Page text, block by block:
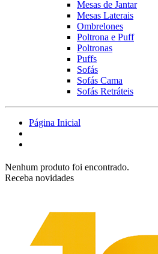
Mesas de Jantar
Mesas Laterais
Ombrelones
Poltrona e Puff
Poltronas
Puffs
Sofás
Sofás Cama
Sofás Retráteis
Página Inicial
Nenhum produto foi encontrado.
Receba novidades